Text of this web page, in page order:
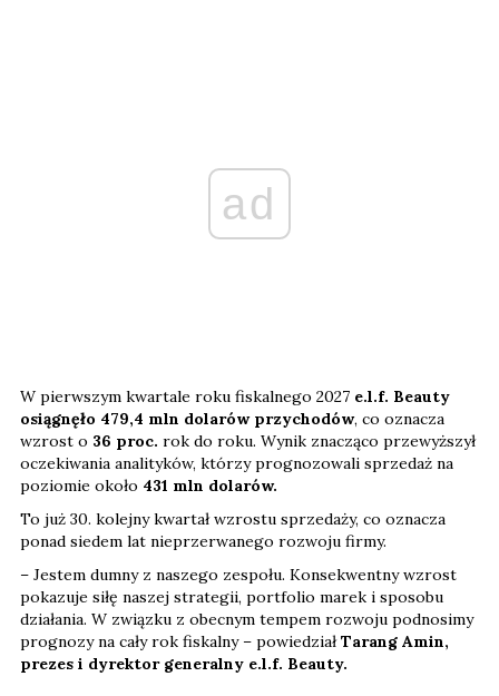
ad
W pierwszym kwartale roku fiskalnego 2027 e.l.f. Beauty
osiągnęło 479,4 mln dolarów przychodów, co oznacza
wzrost o 36 proc. rok do roku. Wynik znacząco przewyższył
oczekiwania analityków, którzy prognozowali sprzedaż na
poziomie około 431 mln dolarów.
To już 30. kolejny kwartał wzrostu sprzedaży, co oznacza
ponad siedem lat nieprzerwanego rozwoju firmy.
– Jestem dumny z naszego zespołu. Konsekwentny wzrost
pokazuje siłę naszej strategii, portfolio marek i sposobu
działania. W związku z obecnym tempem rozwoju podnosimy
prognozy na cały rok fiskalny – powiedziałTarang Amin,
prezes i dyrektor generalny e.l.f. Beauty.